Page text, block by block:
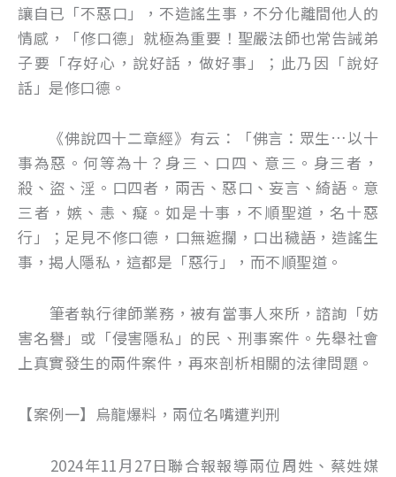
讓自已「不惡口」，不造謠生事，不分化離間他人的
情感，「修口德」就極為重要！聖嚴法師也常告誡弟
子要「存好心，說好話，做好事」；此乃因「說好
話」是修口德。
《佛說四十二章經》有云：「佛言：眾生…以十
事為惡。何等為十？身三、口四、意三。身三者，
殺、盜、淫。口四者，兩舌、惡口、妄言、綺語。意
三者，嫉、恚、癡。如是十事，不順聖道，名十惡
行」；足見不修口德，口無遮攔，口出穢語，造謠生
事，揭人隱私，這都是「惡行」，而不順聖道。
筆者執行律師業務，被有當事人來所，諮詢「妨
害名譽」或「侵害隱私」的民、刑事案件。先舉社會
上真實發生的兩件案件，再來剖析相關的法律問題。
【案例一】烏龍爆料，兩位名嘴遭判刑
2024年11月27日聯合報報導兩位周姓、蔡姓媒